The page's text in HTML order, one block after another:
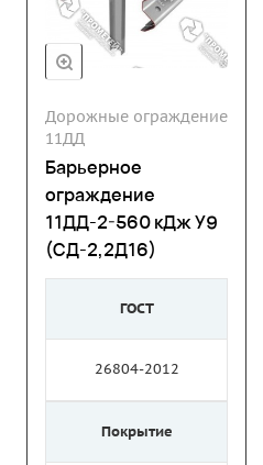
Дорожные ограждение
11ДД
Барьерное
ограждение
11ДД-2-560 кДж У9
(СД-2,2Д16)
ГОСТ
26804-2012
Покрытие